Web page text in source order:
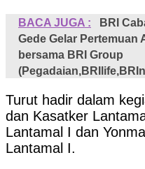
BACA JUGA :
BRI
Gede Gelar Pertemuan
bersama BRI Group
Turut hadir dalam
dan Kasatker
Lantamal I dan
Lantamal I.